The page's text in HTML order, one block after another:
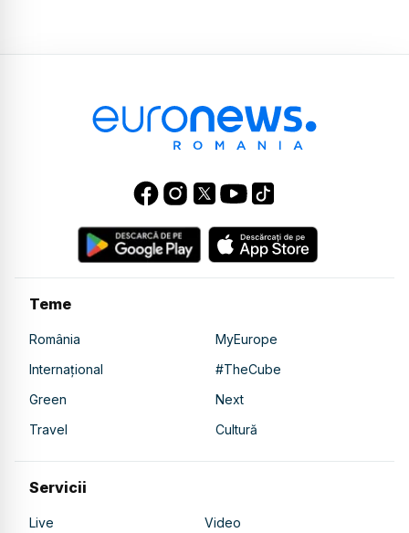
Teme
România
MyEurope
Internațional
#TheCube
Green
Next
Travel
Cultură
Servicii
Live Video